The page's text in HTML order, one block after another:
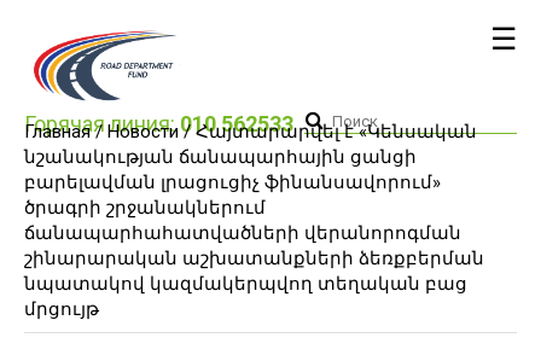
☰
Горячая линия:010 562533
Главная / Новости / Հայտարարվել է «Կենսական
նշանակության ճանապարհային ցանցի
բարելավման լրացուցիչ ֆինանսավորում»
ծրագրի շրջանակներում
ճանապարհահատվածների վերանորոգման
շինարարական աշխատանքների ձեռքբերման
նպատակով կազմակերպվող տեղական բաց
մրցույթ